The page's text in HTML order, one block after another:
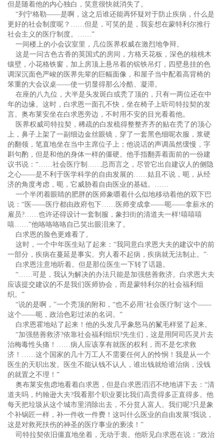
但是随着他的内心独白，笑意很快就消失了。
“列宁格勒——是啊，这之后谁还能再怀疑对于防止疾病，什么是
更好的社会制度呢？……但是，可笑的是，我妄想在蒙特利尔推行
社会主义的医疗制度。……”
一间楼上的小会议室里，几位医界权威在激烈地争辩。
这是一问古色古香的英国式的房间，方格天花板，深色的核桃木
镶壁，小花格铁窗，加上房顶上悬吊着的镔铁吊灯，四壁悬挂的色
调深沉面色严峻的医界先辈的巨幅面像，和屋子当中配着高背椅的
笨重的大会议桌——使一切显得那么冷酷、凝滞。
在座的八九位，大半是头发斑白或秃了顶的，只有一两位还在中
年的边缘。这时，白求恩一面孔不快，坐在椅子上听司特拉契的发
言。奥布莱安坐在白求恩旁边，不时用不安的目光看着他。
医界权威司特拉契，稀疏的白发梳得整整齐齐的贴在秃了的顶心
上，鼻子上架了一副细边金丝眼镜，穿了一套黑色细呢衣服，浆硬
的翻领，笔直地坐在当中主席位子上；他说话的声调虽然缓慢，字
斟句酌，但是和他的身体一样的僵硬。他手指翻弄着面前的一份建
议书说：“……社会医疗制……总而言之，尽管它出自建议人的侧隐
之心——是不利于医学科学的自由发展的……姑且不说，呃，从经
济的角度考虑，呃，它威胁着自由医业的基础。……
一个半闭着眼睛的肥胖的医师象嚼着什么似地移动着他的双下巴
说：“医——医疗都由政府包下……医师变成拿——呃——拿薪水的
雇员?……也许还得设计一套制服，象扫街的清道夫一样!嘻嘻嘻
嘻……”他咯咯咯咯自己笑出眼泪来了。
白求恩的脸色更难看了。
这时，一个中年医生站了起来：“我同意白求恩大夫的建议中的前
一部分，疾病在蔓延是事实。穷人看不起病，疾病就无法制止。”·
白求恩注意地听着。但是那位医生一下转了话题。
“……可是，我认为解决的办法只能是加强慈善救济。白求恩大夫
应该提交建议的不是我们医师协会，而是蒙特利尔的社会福利组
织。”
“说的是啊，”一个秃顶的附和，“也不必用‘社会医疗制’这个——
这个——呃，政治色彩过浓的名词。”
白求恩霍地站了起来！他的头发几乎象怒马的鬣毛样竖了起来。
“加强慈善救济?依靠社会福利组织?先生们，这是用阿司匹灵片去
治梅毒性头痛！……病人应该享有就医的权利，而不是乞求救
济！……这个国家的几十万工人不需要任何人的怜悯！我是从一个
医生的天职出发。医生不能认钱不认人，谁出钱就给谁治病，没钱
的就置之不理！”
奥布莱安焦虑地看着白求恩，但是白求恩滔滔不绝地讲下去：“清
道夫吗，约翰逊大夫?我看那个职业要比我们高贵得多正直得多。他
每天把垃圾从这个城市里消除出去，不分贫人富人。我们呢?只是象
个补锅匠一样，补一件收一件费！这叫什么医业的自由发展?我说，
这是对救死扶伤的神圣的医疗事业的亵渎！”
司特拉契依旧僵直地坐着，无动于衷。他听见白求恩在说：“政治